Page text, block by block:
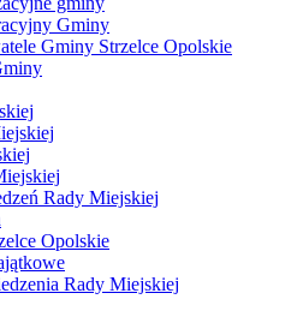
Gminy
Gminy Strzelce Opolskie
Rady Miejskiej
Opolskie
Rady Miejskiej